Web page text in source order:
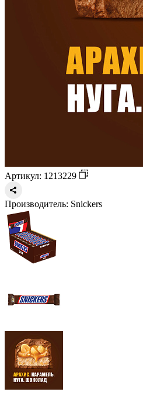
Артикул: 1213229
Производитель: Snickers